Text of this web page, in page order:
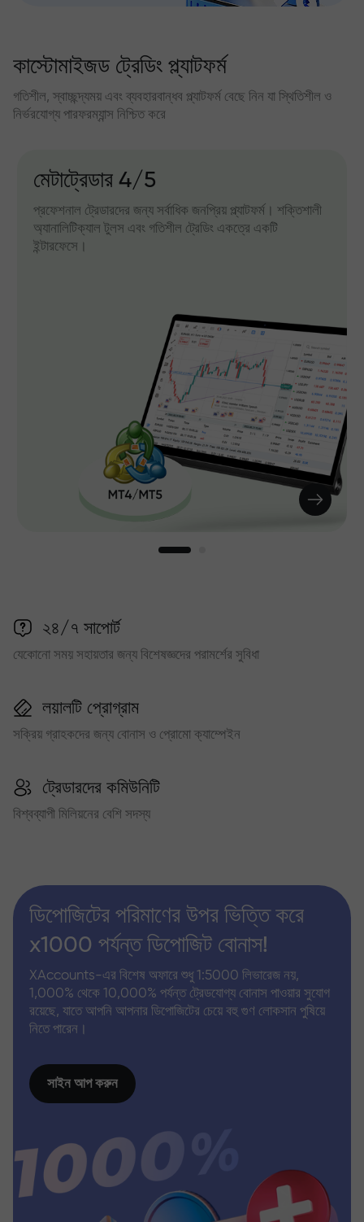
কাস্টোমাইজড ট্রেডিং প্ল্যাটফর্ম
গতিশীল, স্বাচ্ছন্দ্যময় এবং ব্যবহারবান্ধব প্ল্যাটফর্ম বেছে নিন যা স্থিতিশীল ও
নির্ভরযোগ্য পারফরম্যান্স নিশ্চিত করে
মেটাট্রেডার 4/5
প্রফেশনাল ট্রেডারদের জন্য সর্বাধিক জনপ্রিয় প্ল্যাটফর্ম। শক্তিশালী
অ্যানালিটিক্যাল টুলস এবং গতিশীল ট্রেডিং একত্রে একটি
ইন্টারফেসে।
২৪/৭ সাপোর্ট
যেকোনো সময় সহায়তার জন্য বিশেষজ্ঞদের পরামর্শের সুবিধা
লয়ালটি প্রোগ্রাম
সক্রিয় গ্রাহকদের জন্য বোনাস ও প্রোমো ক্যাম্পেইন
ট্রেডারদের কমিউনিটি
বিশ্বব্যাপী মিলিয়নের বেশি সদস্য
ডিপোজিটের পরিমাণের উপর ভিত্তি করে
x1000 পর্যন্ত ডিপোজিট বোনাস!
XAccounts-এর বিশেষ অফারে শুধু 1:5000 লিভারেজ নয়,
1,000% থেকে 10,000% পর্যন্ত ট্রেডযোগ্য বোনাস পাওয়ার সুযোগ
রয়েছে, যাতে আপনি আপনার ডিপোজিটের চেয়ে বহু গুণ লোকসান পুষিয়ে
নিতে পারেন।
সাইন আপ করুন